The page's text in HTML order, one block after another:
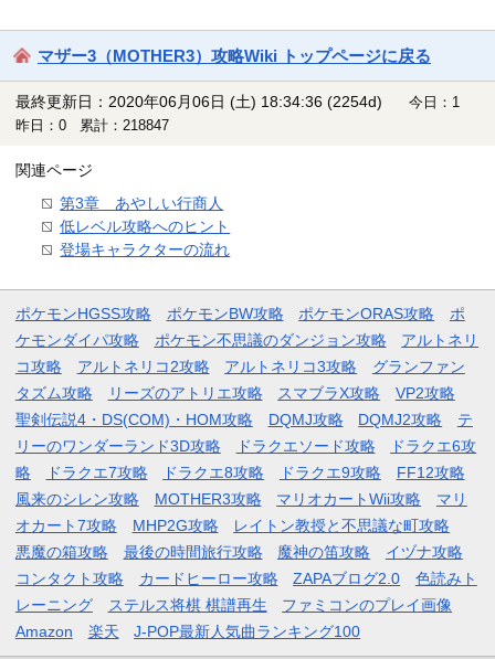
マザー3（MOTHER3）攻略Wiki トップページに戻る
最終更新日：2020年06月06日 (土) 18:34:36(2254d)
今日：1
昨日：0 累計：218847
関連ページ
第3章 あやしい行商人
低レベル攻略へのヒント
登場キャラクターの流れ
ポケモンHGSS攻略 ポケモンBW攻略 ポケモンORAS攻略
ポ
ケモンダイパ攻略
ポケモン不思議のダンジョン攻略
アルトネリ
コ攻略
アルトネリコ2攻略 アルトネリコ3攻略
グランファン
タズム攻略
リーズのアトリエ攻略 スマブラX攻略
VP2攻略
聖剣伝説4・DS(COM)・HOM攻略
DQMJ攻略 DQMJ2攻略
テ
リーのワンダーランド3D攻略
ドラクエソード攻略
ドラクエ6攻
略
ドラクエ7攻略 ドラクエ8攻略 ドラクエ9攻略
FF12攻略
風来のシレン攻略
MOTHER3攻略 マリオカートWii攻略
マリ
オカート7攻略
MHP2G攻略
レイトン教授と不思議な町攻略
悪魔の箱攻略
最後の時間旅行攻略 魔神の笛攻略
イヅナ攻略
コンタクト攻略
カードヒーロー攻略 ZAPAブログ2.0
色読みト
レーニング
ステルス将棋 棋譜再生
ファミコンのプレイ画像
Amazon
楽天 J-POP最新人気曲ランキング100